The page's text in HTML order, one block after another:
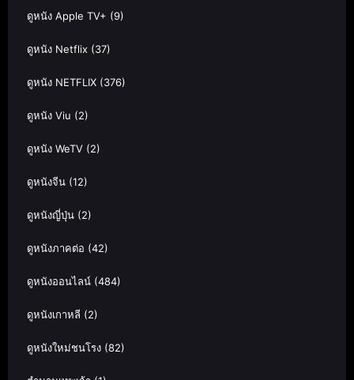
ดูหนัง Apple TV+ (9)
ดูหนัง Netflix (37)
ดูหนัง NETFLIX (376)
ดูหนัง Viu (2)
ดูหนัง WeTV (2)
ดูหนังจีน (12)
ดูหนังญี่ปุ่น (2)
ดูหนังภาคต่อ (42)
ดูหนังออนไลน์ (484)
ดูหนังเกาหลี (2)
ดูหนังใหม่ชนโรง (82)